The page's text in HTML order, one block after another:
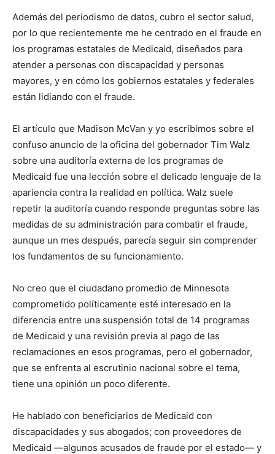
Además del periodismo de datos, cubro el sector salud,
por lo que recientemente me he centrado en el fraude en
los programas estatales de Medicaid, diseñados para
atender a personas con discapacidad y personas
mayores, y en cómo los gobiernos estatales y federales
están lidiando con el fraude.
El artículo que Madison McVan y yo escribimos sobre el
confuso anuncio de la oficina del gobernador Tim Walz
sobre una auditoría externa de los programas de
Medicaid fue una lección sobre el delicado lenguaje de la
apariencia contra la realidad en política. Walz suele
repetir la auditoría cuando responde preguntas sobre las
medidas de su administración para combatir el fraude,
aunque un mes después, parecía seguir sin comprender
los fundamentos de su funcionamiento.
No creo que el ciudadano promedio de Minnesota
comprometido políticamente esté interesado en la
diferencia entre una suspensión total de 14 programas
de Medicaid y una revisión previa al pago de las
reclamaciones en esos programas, pero el gobernador,
que se enfrenta al escrutinio nacional sobre el tema,
tiene una opinión un poco diferente.
He hablado con beneficiarios de Medicaid con
discapacidades y sus abogados; con proveedores de
Medicaid —algunos acusados ​​de fraude por el estado— y